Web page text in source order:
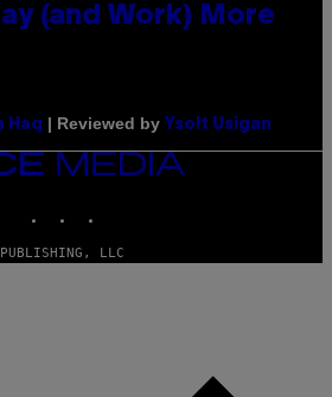
(and Work) More
Haq | Reviewed by Ysolt Usigan
LLC